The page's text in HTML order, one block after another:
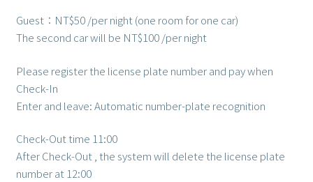
Guest：NT$50 /per night (one room for one car)
The second car will be NT$100 /per night
Please register the license plate number and pay when
Check-In
Enter and leave: Automatic number-plate recognition
Check-Out time 11:00
After Check-Out , the system will delete the license plate
number at 12:00